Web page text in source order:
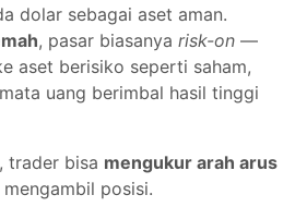
dolar sebagai aset aman.
, pasar biasanya risk-on —
aset berisiko seperti saham,
uang berimbal hasil tinggi
trader bisa mengukur arah arus
mengambil posisi.